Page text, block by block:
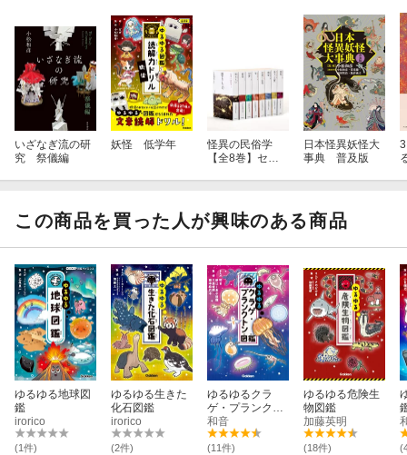
いざなぎ流の研
究 祭儀編
妖怪 低学年
怪異の民俗学
【全8巻】セッ
日本怪異妖怪大
事典 普及版
この商品を買った人が興味のある商品
ゆるゆる地球図
鑑
irorico
(1件)
ゆるゆる生きた
化石図鑑
irorico
(2件)
ゆるゆるクラ
ゲ・プランクト
ン図鑑
和音
(11件)
ゆるゆる危険生
物図鑑
加藤英明
(18件)